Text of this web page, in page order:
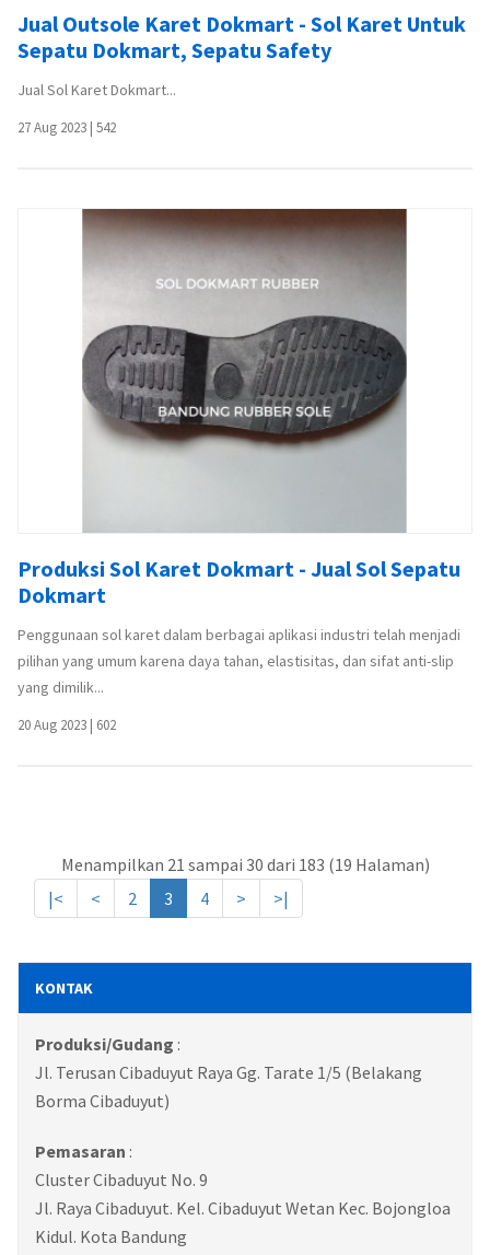
Jual Outsole Karet Dokmart - Sol Karet Untuk
Sepatu Dokmart, Sepatu Safety
Jual Sol Karet Dokmart...
27 Aug 2023 | 542
Produksi Sol Karet Dokmart - Jual Sol Sepatu
Dokmart
Penggunaan sol karet dalam berbagai aplikasi industri telah menjadi
pilihan yang umum karena daya tahan, elastisitas, dan sifat anti-slip
yang dimilik...
20 Aug 2023 | 602
Menampilkan 21 sampai 30 dari 183 (19 Halaman)
|<
< 2 3 4 > >|
KONTAK
Produksi/Gudang :
Jl. Terusan Cibaduyut Raya Gg. Tarate 1/5 (Belakang
Borma Cibaduyut)
Pemasaran :
Cluster Cibaduyut No. 9
Jl. Raya Cibaduyut. Kel. Cibaduyut Wetan Kec. Bojongloa
Kidul. Kota Bandung